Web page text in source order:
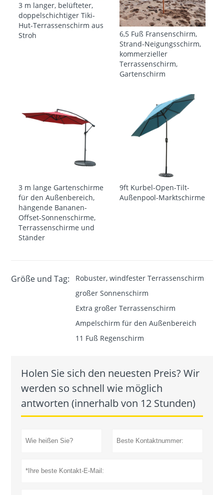
3 m langer, belüfteter,
doppelschichtiger Tiki-
Hut-Terrassenschirm aus
Stroh
6,5 Fuß Fransenschirm,
Strand-Neigungsschirm,
kommerzieller
Terrassenschirm,
Gartenschirm
3 m lange Gartenschirme
für den Außenbereich,
hängende Bananen-
Offset-Sonnenschirme,
Terrassenschirme und
Ständer
9ft Kurbel-Open-Tilt-
Außenpool-Marktschirme
Größe und Tag:
Robuster, windfester Terrassenschirm
großer Sonnenschirm
Extra großer Terrassenschirm
Ampelschirm für den Außenbereich
11 Fuß Regenschirm
Holen Sie sich den neuesten Preis? Wir
werden so schnell wie möglich
antworten (innerhalb von 12 Stunden)